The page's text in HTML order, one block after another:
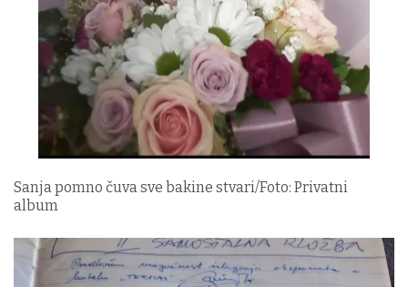
Sanja pomno čuva sve bakine stvari/Foto: Privatni
album